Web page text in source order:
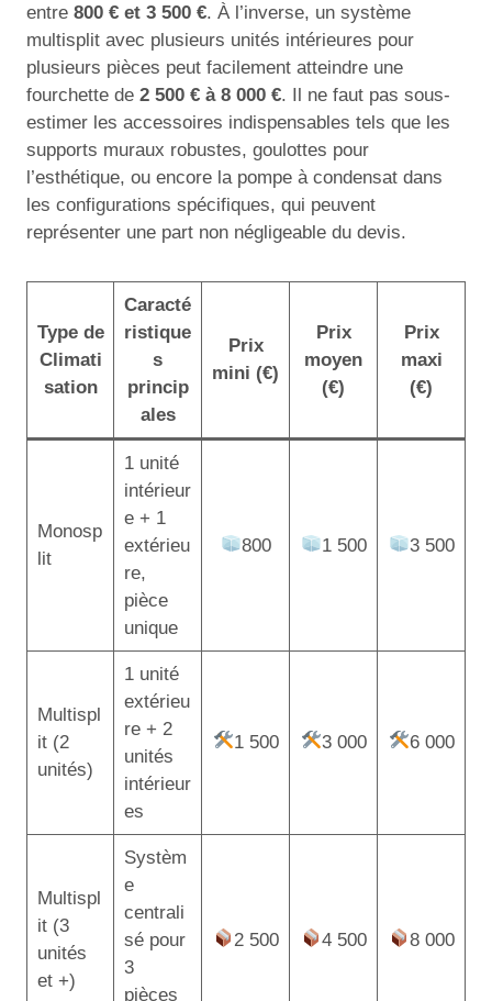
entre 800 € et 3 500 €. À l’inverse, un système
multisplit avec plusieurs unités intérieures pour
plusieurs pièces peut facilement atteindre une
fourchette de 2 500 € à 8 000 €. Il ne faut pas sous-
estimer les accessoires indispensables tels que les
supports muraux robustes, goulottes pour
l’esthétique, ou encore la pompe à condensat dans
les configurations spécifiques, qui peuvent
représenter une part non négligeable du devis.
Type de
Climati
sation
Caracté
ristique
s
princip
ales
Prix
mini (€)
Prix
moyen
(€)
Prix
maxi
(€)
Monosp
lit
1 unité
intérieur
e + 1
extérieu
re,
pièce
unique
800 1 500 3 500
Multispl
it (2
unités)
1 unité
extérieu
re + 2
unités
intérieur
es
1 500 3 000 6 000
Multispl
it (3
unités
et +)
Systèm
e
centrali
sé pour
3
pièces
2 500 4 500 8 000